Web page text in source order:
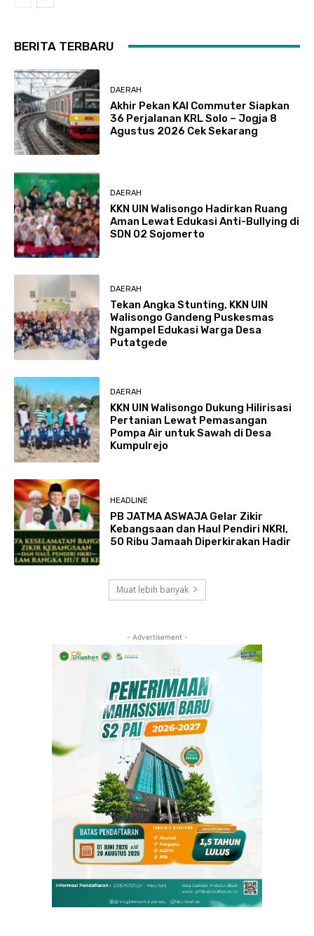
BERITA TERBARU
DAERAH
Akhir Pekan KAI Commuter Siapkan
36 Perjalanan KRL Solo – Jogja 8
Agustus 2026 Cek Sekarang
DAERAH
KKN UIN Walisongo Hadirkan Ruang
Aman Lewat Edukasi Anti-Bullying di
SDN 02 Sojomerto
DAERAH
Tekan Angka Stunting, KKN UIN
Walisongo Gandeng Puskesmas
Ngampel Edukasi Warga Desa
Putatgede
DAERAH
KKN UIN Walisongo Dukung Hilirisasi
Pertanian Lewat Pemasangan
Pompa Air untuk Sawah di Desa
Kumpulrejo
HEADLINE
PB JATMA ASWAJA Gelar Zikir
Kebangsaan dan Haul Pendiri NKRI,
50 Ribu Jamaah Diperkirakan Hadir
Muat lebih banyak
- Advertisement -